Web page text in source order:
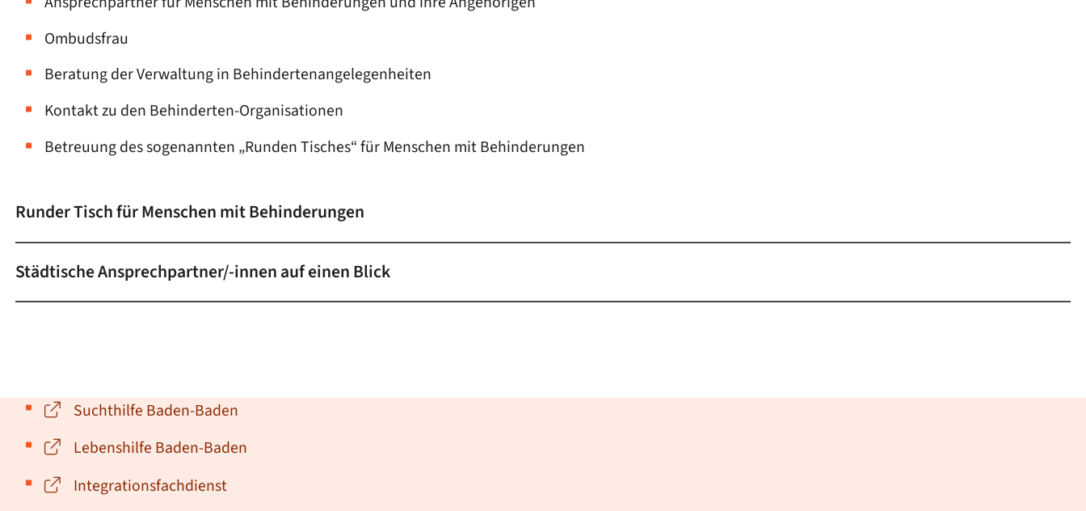
Ombudsfrau
Beratung der Verwaltung in Behindertenangelegenheiten
Kontakt zu den Behinderten-Organisationen
Betreuung des sogenannten „Runden Tisches“ für Menschen mit Behinderungen
Runder Tisch für Menschen mit Behinderungen
Städtische Ansprechpartner/-innen auf einen Blick
Suchthilfe Baden-Baden
Lebenshilfe Baden-Baden
Integrationsfachdienst